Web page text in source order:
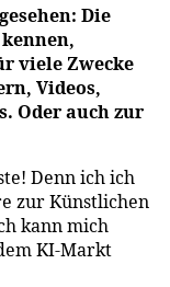
Die
viele Zwecke
Videos,
Oder auch zur
Denn ich ich
zur Künstlichen
kann mich
KI-Markt